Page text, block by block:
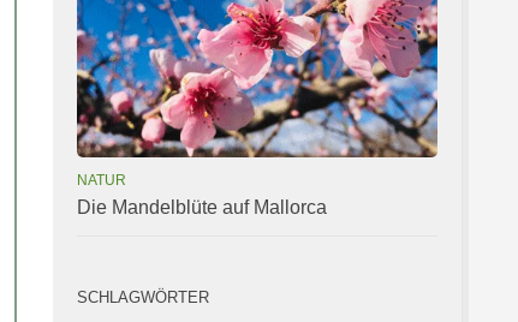
NATUR
Die Mandelblüte auf Mallorca
SCHLAGWÖRTER